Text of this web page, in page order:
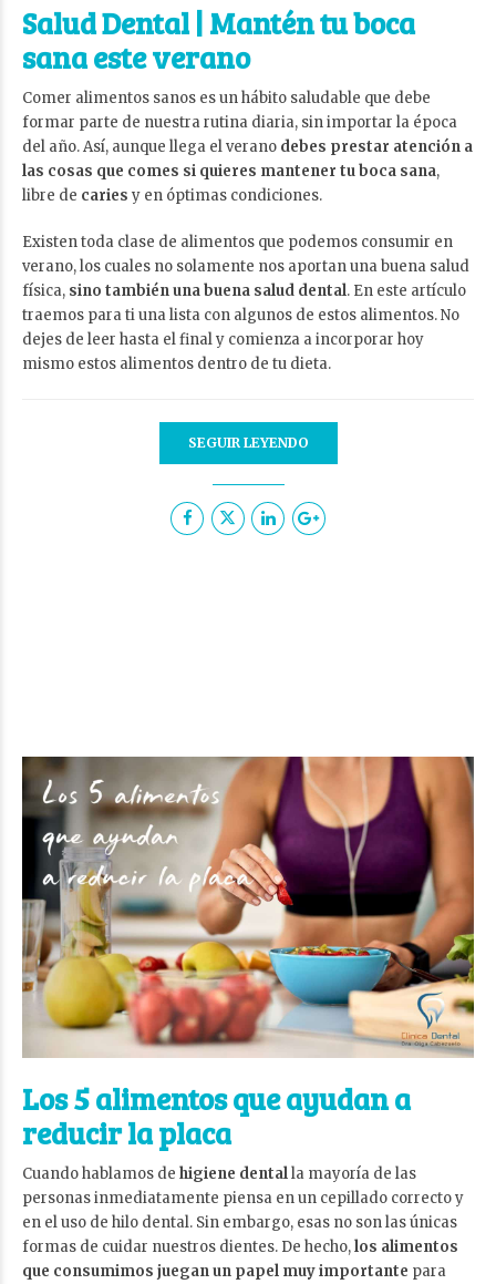
Salud Dental | Mantén tu boca
sana este verano
Comer alimentos sanos es un hábito saludable que debe
formar parte de nuestra rutina diaria, sin importar la época
del año. Así, aunque llega el verano debes prestar atención a
las cosas que comes si quieres mantener tu boca sana,
libre de caries y en óptimas condiciones.
Existen toda clase de alimentos que podemos consumir en
verano, los cuales no solamente nos aportan una buena salud
física, sino también una buena salud dental. En este artículo
traemos para ti una lista con algunos de estos alimentos. No
dejes de leer hasta el final y comienza a incorporar hoy
mismo estos alimentos dentro de tu dieta.
SEGUIR LEYENDO
Los 5 alimentos que ayudan a
reducir la placa
Cuando hablamos de higiene dentalla mayoría de las
personas inmediatamente piensa en un cepillado correcto y
en el uso de hilo dental. Sin embargo, esas no son las únicas
formas de cuidar nuestros dientes. De hecho,los alimentos
que consumimos juegan un papel muy importante para